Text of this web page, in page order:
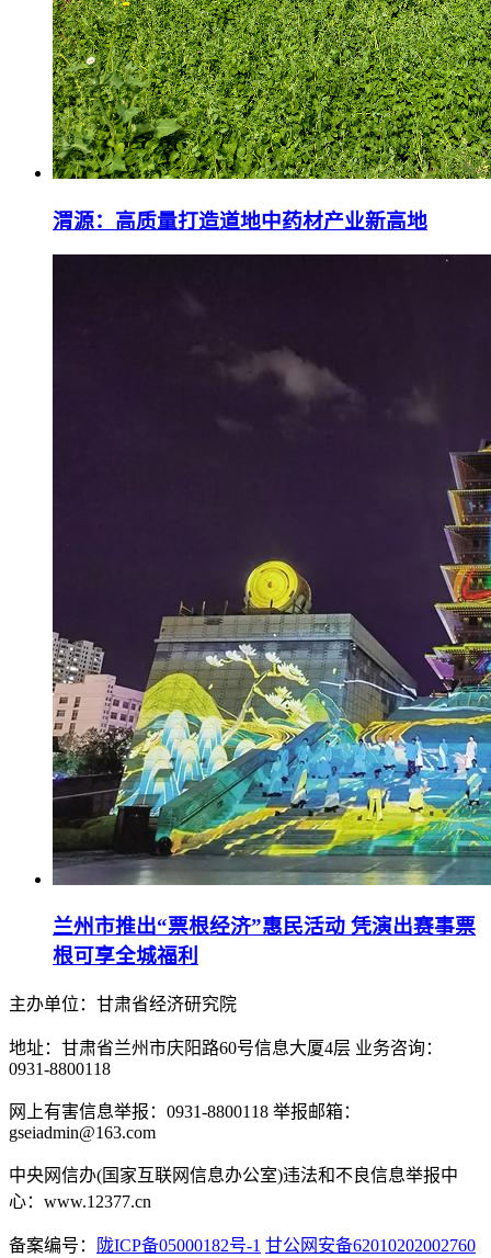
渭源：高质量打造道地中药材产业新高地
兰州市推出“票根经济”惠民活动 凭演出赛事票
根可享全城福利
主办单位：甘肃省经济研究院
地址：甘肃省兰州市庆阳路60号信息大厦4层 业务咨询：
0931-8800118
网上有害信息举报：0931-8800118 举报邮箱：
gseiadmin@163.com
中央网信办(国家互联网信息办公室)违法和不良信息举报中
心：www.12377.cn
备案编号： 陇ICP备05000182号-1 甘公网安备62010202002760